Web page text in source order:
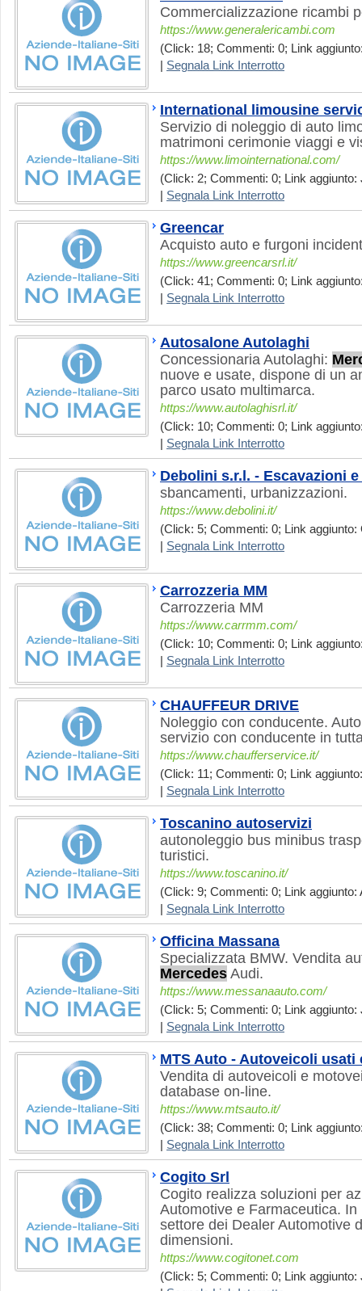
Commercializzazione ricambi
https://www.generalericambi.com
(Click: 18; Commenti: 0; Link
Segnala Link Interrotto
International limousine
Servizio di noleggio di auto
matrimoni cerimonie viaggi e
https://www.limointernational.com/
(Click: 2; Commenti: 0; Link aggiunto:
Segnala Link Interrotto
Greencar
Acquisto auto e furgoni
https://www.greencarsrl.it/
(Click: 41; Commenti: 0; Link
Segnala Link Interrotto
Autosalone Autolaghi
Concessionaria Autolaghi:
nuove e usate, dispone di un
parco usato multimarca.
https://www.autolaghisrl.it/
(Click: 10; Commenti: 0; Link
Segnala Link Interrotto
Debolini s.r.l. - Escavazioni
sbancamenti, urbanizzazioni.
https://www.debolini.it/
(Click: 5; Commenti: 0; Link aggiunto:
Segnala Link Interrotto
Carrozzeria MM
Carrozzeria MM
https://www.carrmm.com/
(Click: 10; Commenti: 0; Link
Segnala Link Interrotto
CHAUFFEUR DRIVE
Noleggio con conducente.
servizio con conducente in
https://www.chaufferservice.it/
(Click: 11; Commenti: 0; Link
Segnala Link Interrotto
Toscanino autoservizi
autonoleggio bus minibus
turistici.
https://www.toscanino.it/
(Click: 9; Commenti: 0; Link aggiunto:
Segnala Link Interrotto
Officina Massana
Specializzata BMW. Vendita
Mercedes Audi.
https://www.messanaauto.com/
(Click: 5; Commenti: 0; Link aggiunto:
Segnala Link Interrotto
MTS Auto - Autoveicoli usati
Vendita di autoveicoli e
database on-line.
https://www.mtsauto.it/
(Click: 38; Commenti: 0; Link
Segnala Link Interrotto
Cogito Srl
Cogito realizza soluzioni per
Automotive e Farmaceutica.
settore dei Dealer Automotive
dimensioni.
https://www.cogitonet.com
(Click: 5; Commenti: 0; Link aggiunto: